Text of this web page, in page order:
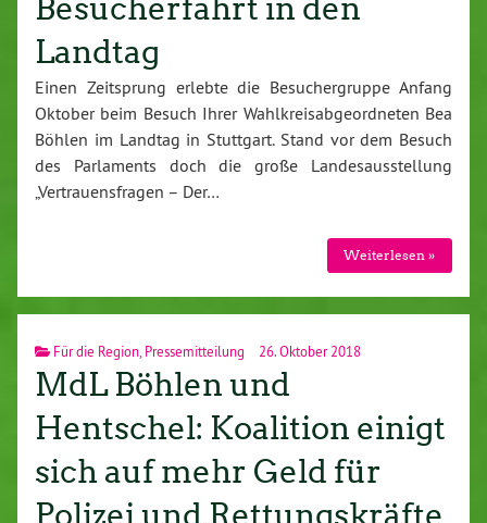
Besucherfahrt in den
Landtag
Einen Zeitsprung erlebte die Besuchergruppe Anfang
Oktober beim Besuch Ihrer Wahlkreisabgeordneten Bea
Böhlen im Landtag in Stuttgart. Stand vor dem Besuch
des Parlaments doch die große Landesausstellung
„Vertrauensfragen – Der…
Weiterlesen »
Für die Region Pressemitteilung 26. Oktober 2018
MdL Böhlen und
Hentschel: Koalition einigt
sich auf mehr Geld für
Polizei und Rettungskräfte